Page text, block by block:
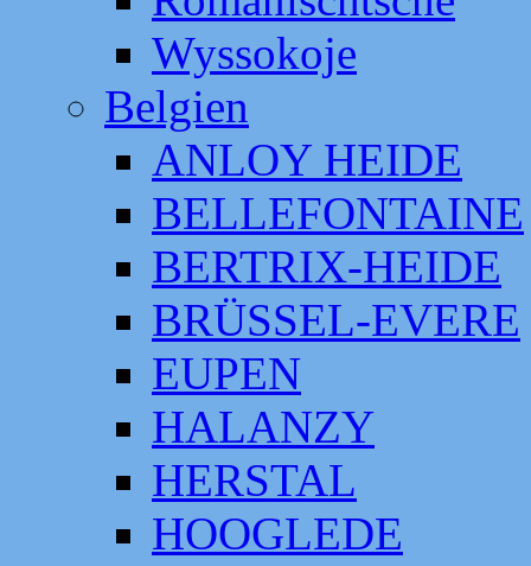
Wyssokoje
Belgien
ANLOY HEIDE
BELLEFONTAINE
BERTRIX-HEIDE
BRÜSSEL-EVERE
EUPEN
HALANZY
HERSTAL
HOOGLEDE